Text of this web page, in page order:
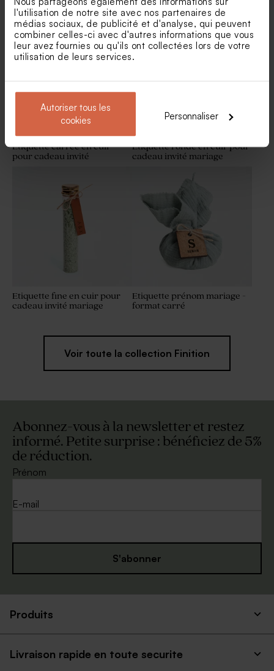
l'utilisation de notre site avec nos partenaires de
médias sociaux, de publicité et d'analyse, qui peuvent
combiner celles-ci avec d'autres informations que vous
leur avez fournies ou qu'ils ont collectées lors de votre
utilisation de leurs services.
Autoriser tous les
cookies
Personnaliser
format large
humoristique fond kraft
Etiquette carrée en cuir
pour cadeau invité
Etiquette ronde en cuir pour
cadeau invité mariage
Etiquette fine en cuir pour
cadeau invité mariage
Etiquette prénom mariage -
format carré
Voir toute la collection Finition
Abonnez-vous à la newsletter et restez
informé. Petite surprise : bénéficiez de 5%
de réduction.
Prénom
E-mail
S'abonner
Produits
Livraison rapide en toute securite